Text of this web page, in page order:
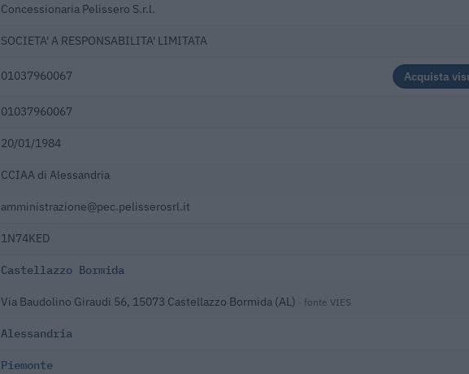
Concessionaria Pelissero S.r.l.
SOCIETA' A RESPONSABILITA' LIMITATA
01037960067 Acquista
01037960067
20/01/1984
CCIAA di Alessandria
amministrazione@pec.pelisserosrl.it
1N74KED
Castellazzo Bormida
Via Baudolino Giraudi 56, 15073 Castellazzo Bormida (AL) · fonte VIES
Alessandria
Piemonte